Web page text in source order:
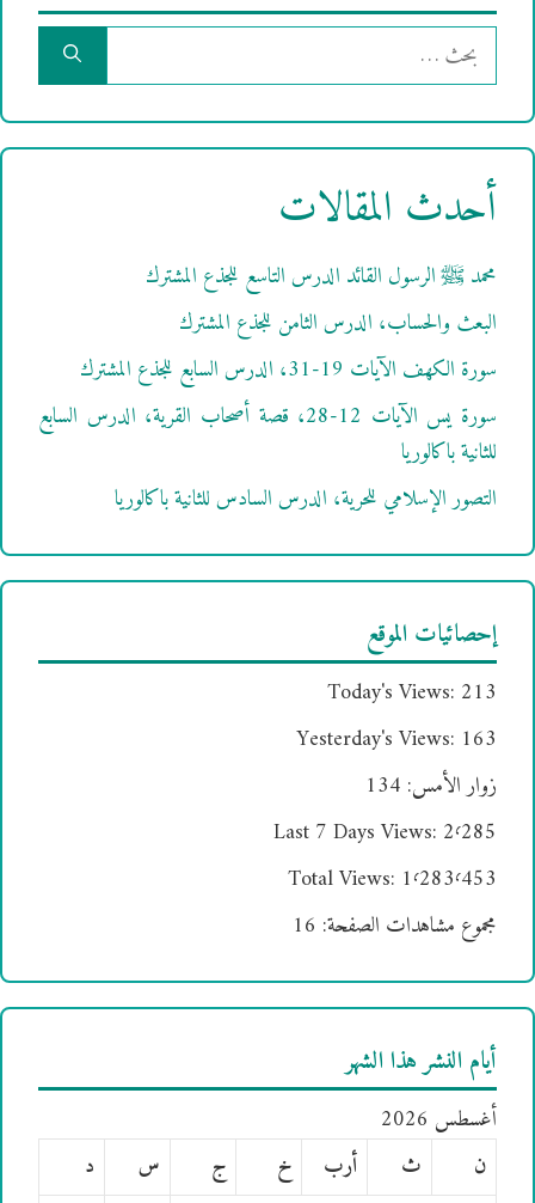
البحث
عن:
أحدث المقالات
محمد ﷺ الرسول القائد الدرس التاسع للجذع المشترك
البعث والحساب، الدرس الثامن للجذع المشترك
سورة الكهف الآيات 19-31، الدرس السابع للجذع المشترك
سورة يس الآيات 12-28، قصة أصحاب القرية، الدرس السابع
للثانية باكالوريا
التصور الإسلامي للحرية، الدرس السادس للثانية باكالوريا
إحصائيات الموقع
Today's Views: 213
Yesterday's Views: 163
زوار الأمس: 134
Last 7 Days Views: 2٬285
Total Views: 1٬283٬453
مجموع مشاهدات الصفحة: 16
أيام النشر هذا الشهر
أغسطس 2026
ن
ث أرب خ ج س
د